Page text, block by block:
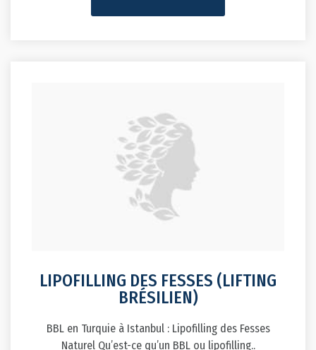
LIPOFILLING DES FESSES (LIFTING
BRÉSILIEN)
BBL en Turquie à Istanbul : Lipofilling des Fesses
Naturel Qu’est-ce qu’un BBL ou lipofilling..